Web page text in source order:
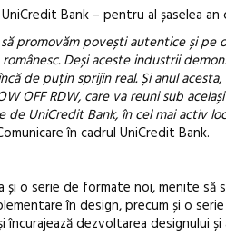
Bank – pentru al șaselea
promovăm povești autentice și pe
Deși aceste industrii
de puțin sprijin real. Și anul acesta,
OFF RDW, care va reuni sub
UniCredit Bank, în cel mai activ
în cadrul UniCredit Bank.
și o serie de formate noi, menite să
în design, precum și o
dezvoltarea designului